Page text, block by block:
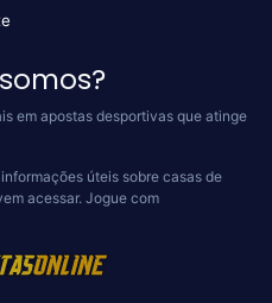
em apostas desportivas que atinge
úteis sobre casas de
acessar. Jogue com